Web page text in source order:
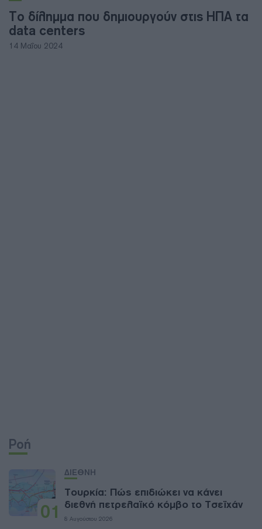
Το δίλημμα που δημιουργούν στις ΗΠΑ τα
data centers
14 Μαΐου 2024
Ροή
01
ΔΙΕΘΝΗ
Τουρκία: Πώς επιδιώκει να κάνει
διεθνή πετρελαϊκό κόμβο το Τσεϊχάν
8 Αυγούστου 2026